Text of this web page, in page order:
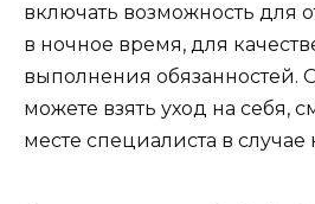
включать возможность для
в ночное время, для
выполнения обязанностей.
можете взять уход на себя,
месте специалиста в